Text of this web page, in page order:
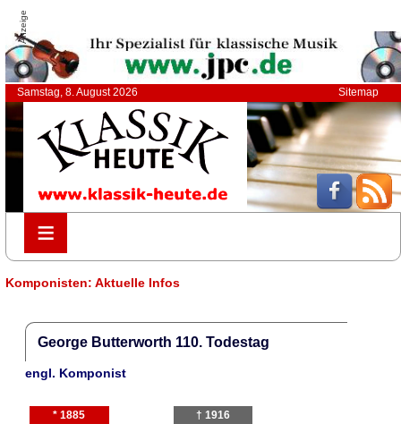
Anzeige
Samstag, 8. August 2026 Sitemap
≡
≡
Komponisten: Aktuelle Infos
George Butterworth 110. Todestag
engl. Komponist
* 1885 † 1916